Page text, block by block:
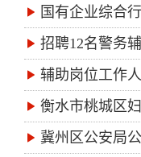
国有企业综合
招聘12名警务
辅助岗位工作
衡水市桃城区
冀州区公安局